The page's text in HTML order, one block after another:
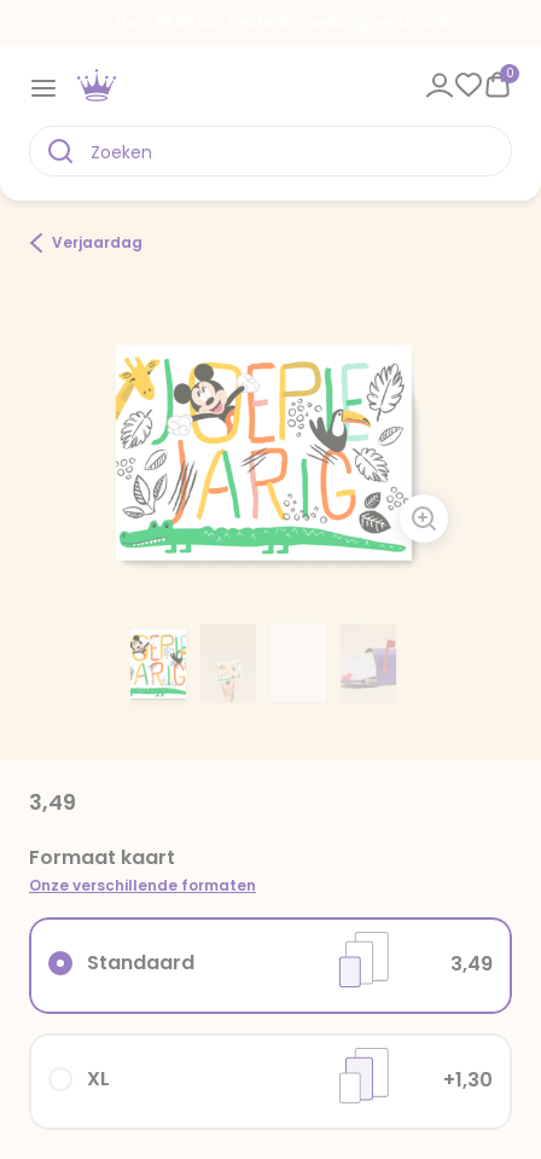
0
Verjaardag
3,49
Formaat kaart
Onze verschillende formaten
XL +1,30
Standaard 3,49